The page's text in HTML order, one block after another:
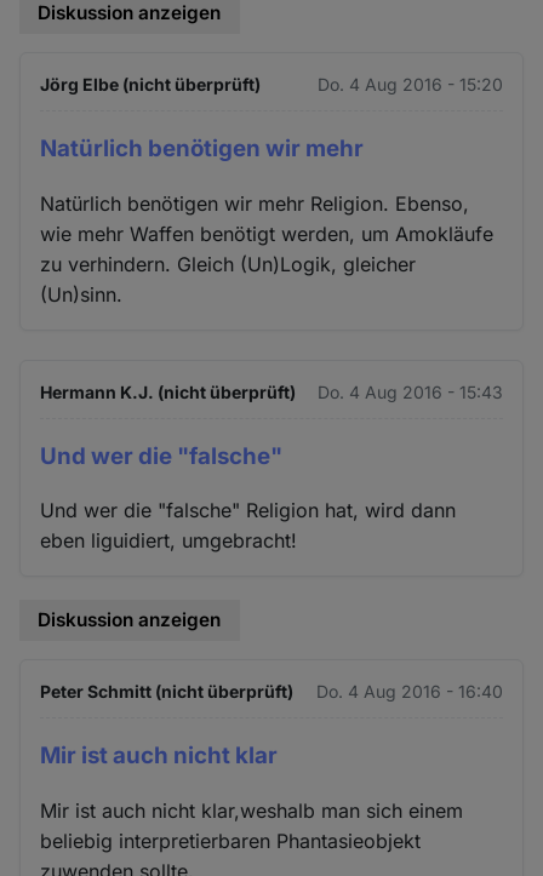
Diskussion anzeigen
Jörg Elbe (nicht überprüft) Do. 4 Aug 2016 - 15:20
Natürlich benötigen wir mehr
Natürlich benötigen wir mehr Religion. Ebenso,
wie mehr Waffen benötigt werden, um Amokläufe
zu verhindern. Gleich (Un)Logik, gleicher
(Un)sinn.
Hermann K.J. (nicht überprüft) Do. 4 Aug 2016 - 15:43
Und wer die "falsche"
Und wer die "falsche" Religion hat, wird dann
eben liguidiert, umgebracht!
Diskussion anzeigen
Peter Schmitt (nicht überprüft) Do. 4 Aug 2016 - 16:40
Mir ist auch nicht klar
Mir ist auch nicht klar,weshalb man sich einem
beliebig interpretierbaren Phantasieobjekt
zuwenden sollte.